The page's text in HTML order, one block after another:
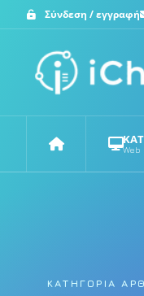
Σύνδεση / εγγραφή
Αρχική
ΚΑΤΗΓΟΡΊΑ